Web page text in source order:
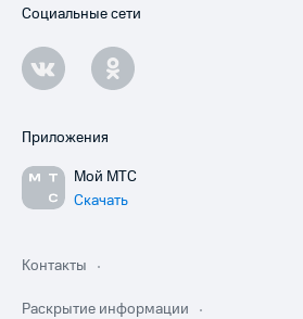
Социальные сети
Приложения
Мой МТС
Скачать
Контакты
Раскрытие информации